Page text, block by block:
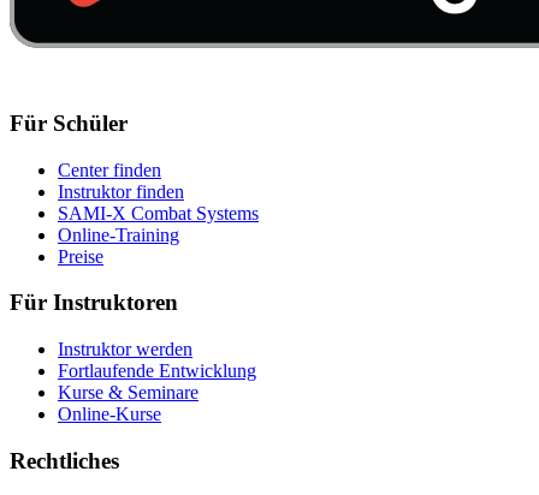
Für Schüler
Center finden
Instruktor finden
SAMI-X Combat Systems
Online-Training
Preise
Für Instruktoren
Instruktor werden
Fortlaufende Entwicklung
Kurse & Seminare
Online-Kurse
Rechtliches